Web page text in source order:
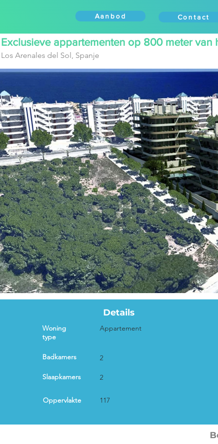
Aanbod Diensten
Aanbod Contact
Exclusieve appartementen op 800 meter van
Los Arenales del Sol, Spanje
Details
Woning
type
Badkamers
Slaapkamers
Oppervlakte
Appartement
2
2
117